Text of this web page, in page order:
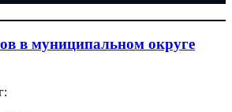
в муниципальном округе